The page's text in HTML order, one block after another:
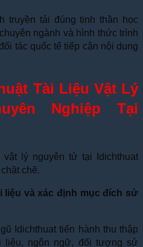
truyền tải đúng tinh thần học
ngành và hình thức trình
tác quốc tế tiếp cận nội dung
Tài Liệu Vật Lý
Nghiệp Tại
lý nguyên tử tại Idichthuat
chẽ.
liệu và xác định mục đích sử
Idichthuat tiến hành thu thập
liệu, ngôn ngữ, đối tượng sử